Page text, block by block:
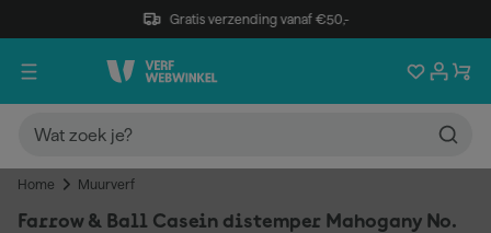
Gratis verzending vanaf €50,-
Home Muurverf
Farrow & Ball Casein distemper Mahogany No.